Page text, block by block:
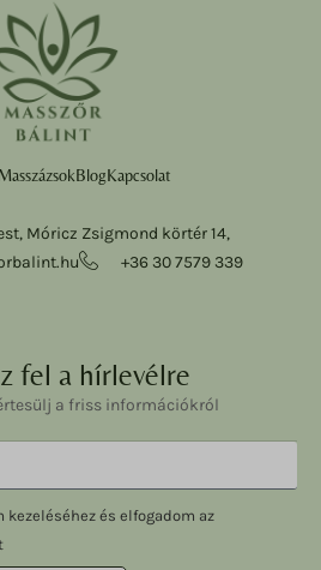
BlogKapcsolat
Móricz Zsigmond körtér 14,
+36 30 7579 339
fel a hírlevélre
a friss információkról
kezeléséhez és elfogadom az